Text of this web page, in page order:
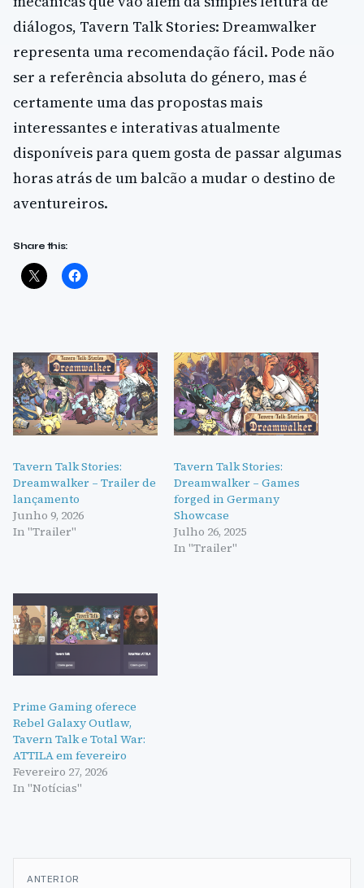
diálogos, Tavern Talk Stories: Dreamwalker
representa uma recomendação fácil. Pode não
ser a referência absoluta do género, mas é
certamente uma das propostas mais
interessantes e interativas atualmente
disponíveis para quem gosta de passar algumas
horas atrás de um balcão a mudar o destino de
aventureiros.
Share this:
Tavern Talk Stories:
Dreamwalker – Trailer de
lançamento
Junho 9, 2026
In "Trailer"
Tavern Talk Stories:
Dreamwalker – Games
forged in Germany
Showcase
Julho 26, 2025
In "Trailer"
Prime Gaming oferece
Rebel Galaxy Outlaw,
Tavern Talk e Total War:
ATTILA em fevereiro
Fevereiro 27, 2026
In "Notícias"
Navegação
ANTERIOR